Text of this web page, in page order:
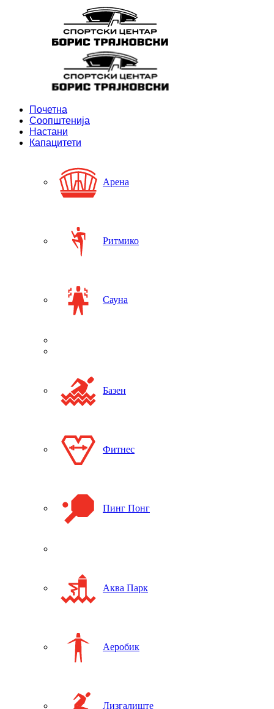
Почетна
Соопштенија
Настани
Капацитети
Арена
Ритмико
Сауна
Базен
Фитнес
Пинг Понг
Аква Парк
Аеробик
Лизгалиште